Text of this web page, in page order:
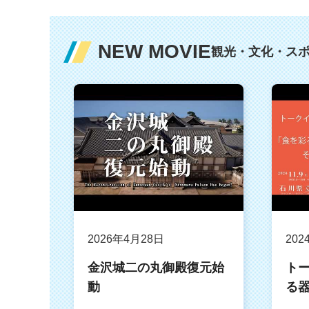
NEW MOVIE観光・文化・ス
2026年4月28日
金沢城二の丸御殿復元始
動
ト
る